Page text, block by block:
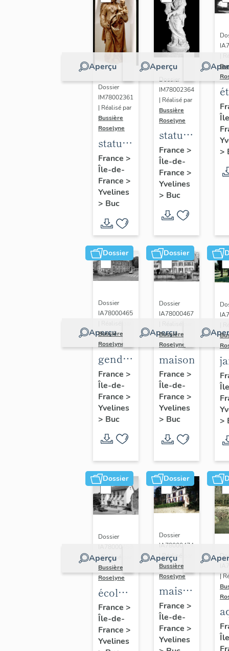
Aperçu
Dossier
IM78002361
| Réalisé par
Bussière
Roselyne
statue :
Vierge
à
l'Enfant
(n°2)
France >
Île-de-
France >
Yvelines
> Buc
Aperçu
Dossier
IM78002364
| Réalisé par
Bussière
Roselyne
statue :
Vierge
à
l'Enfant
(n°1)
France >
Île-de-
France >
Yvelines
> Buc
>
Dossier
Aperçu
Dossier
IA78000465
Bussière
Roselyne
gendarmerie,
actuellement
immeuble
France >
Île-de-
France >
Yvelines
> Buc
Dossier
Aperçu
Dossier
IA78000467
Bussière
Roselyne
maison
France >
Île-de-
France >
Yvelines
> Buc
>
Dossier
Aperçu
Dossier
| Réalisé par
Bussière
Roselyne
école
primaire
de
filles,
France >
Île-de-
France >
Yvelines
Dossier
Aperçu
Dossier
IA78000474
| Réalisé par
Bussière
Roselyne
maison
dite
villa
Saint
Marie
France >
Île-de-
France >
Yvelines
|